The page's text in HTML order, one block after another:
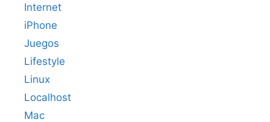
Internet
iPhone
Juegos
Lifestyle
Linux
Localhost
Mac